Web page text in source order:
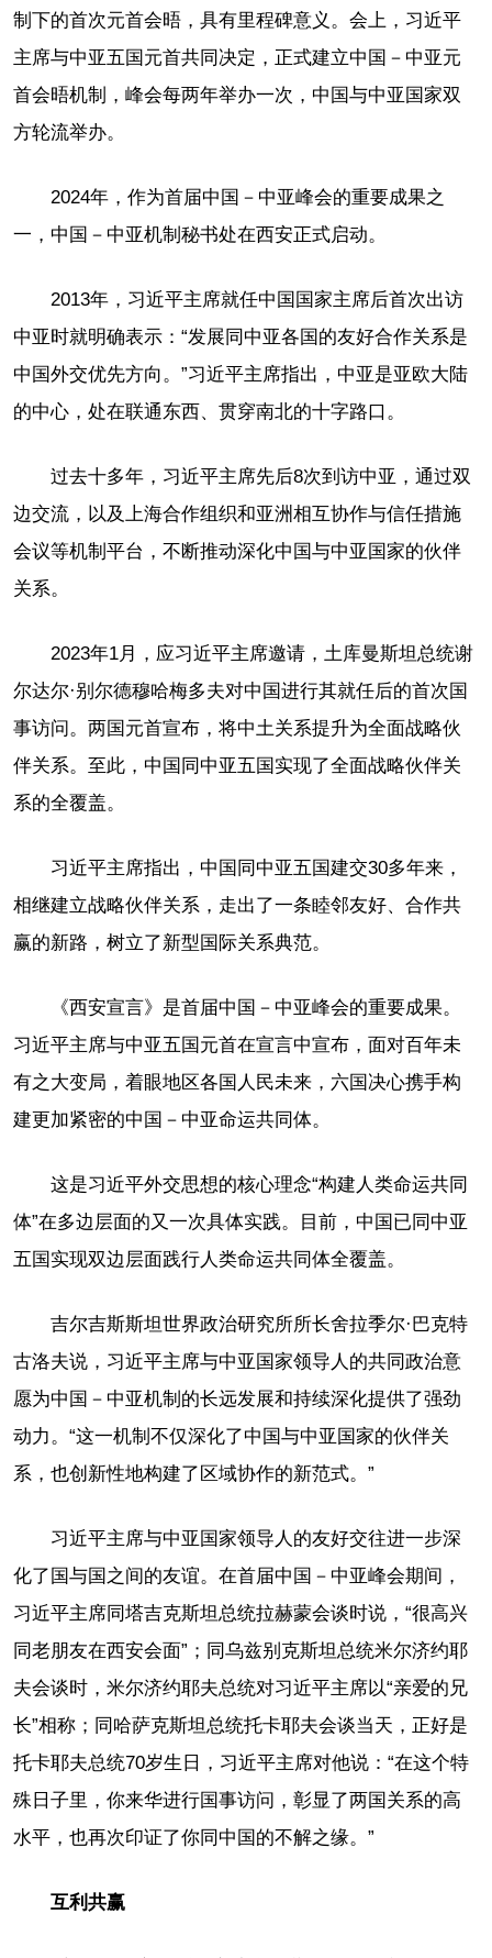
制下的首次元首会晤，具有里程碑意义。会上，习近平
主席与中亚五国元首共同决定，正式建立中国－中亚元
首会晤机制，峰会每两年举办一次，中国与中亚国家双
方轮流举办。
2024年，作为首届中国－中亚峰会的重要成果之
一，中国－中亚机制秘书处在西安正式启动。
2013年，习近平主席就任中国国家主席后首次出访
中亚时就明确表示：“发展同中亚各国的友好合作关系是
中国外交优先方向。”习近平主席指出，中亚是亚欧大陆
的中心，处在联通东西、贯穿南北的十字路口。
过去十多年，习近平主席先后8次到访中亚，通过双
边交流，以及上海合作组织和亚洲相互协作与信任措施
会议等机制平台，不断推动深化中国与中亚国家的伙伴
关系。
2023年1月，应习近平主席邀请，土库曼斯坦总统谢
尔达尔·别尔德穆哈梅多夫对中国进行其就任后的首次国
事访问。两国元首宣布，将中土关系提升为全面战略伙
伴关系。至此，中国同中亚五国实现了全面战略伙伴关
系的全覆盖。
习近平主席指出，中国同中亚五国建交30多年来，
相继建立战略伙伴关系，走出了一条睦邻友好、合作共
赢的新路，树立了新型国际关系典范。
《西安宣言》是首届中国－中亚峰会的重要成果。
习近平主席与中亚五国元首在宣言中宣布，面对百年未
有之大变局，着眼地区各国人民未来，六国决心携手构
建更加紧密的中国－中亚命运共同体。
这是习近平外交思想的核心理念“构建人类命运共同
体”在多边层面的又一次具体实践。目前，中国已同中亚
五国实现双边层面践行人类命运共同体全覆盖。
吉尔吉斯斯坦世界政治研究所所长舍拉季尔·巴克特
古洛夫说，习近平主席与中亚国家领导人的共同政治意
愿为中国－中亚机制的长远发展和持续深化提供了强劲
动力。“这一机制不仅深化了中国与中亚国家的伙伴关
系，也创新性地构建了区域协作的新范式。”
习近平主席与中亚国家领导人的友好交往进一步深
化了国与国之间的友谊。在首届中国－中亚峰会期间，
习近平主席同塔吉克斯坦总统拉赫蒙会谈时说，“很高兴
同老朋友在西安会面”；同乌兹别克斯坦总统米尔济约耶
夫会谈时，米尔济约耶夫总统对习近平主席以“亲爱的兄
长”相称；同哈萨克斯坦总统托卡耶夫会谈当天，正好是
托卡耶夫总统70岁生日，习近平主席对他说：“在这个特
殊日子里，你来华进行国事访问，彰显了两国关系的高
水平，也再次印证了你同中国的不解之缘。”
互利共赢